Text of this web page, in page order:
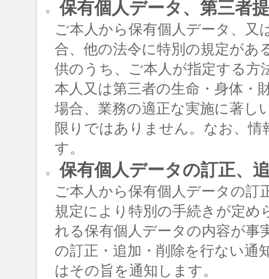
○ 保有個人データ、第三者
ご本人から保有個人データ、又
合、他の法令に特別の規定があ
供のうち、ご本人が指定する方
本人又は第三者の生命・身体・
場合、業務の適正な実施に著し
限りではありません。なお、
す。
○ 保有個人データの訂正、
ご本人から保有個人データの訂
規定により特別の手続きが定め
れる保有個人データの内容が事
の訂正・追加・削除を行ない通
はその旨を通知します。